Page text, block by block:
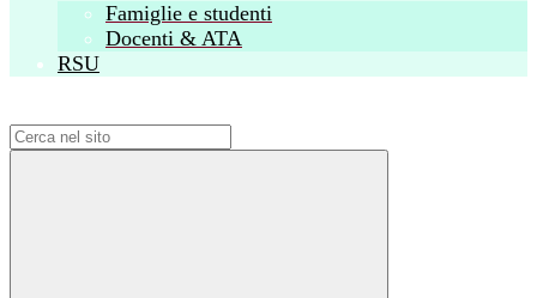
Famiglie e studenti
Docenti & ATA
RSU